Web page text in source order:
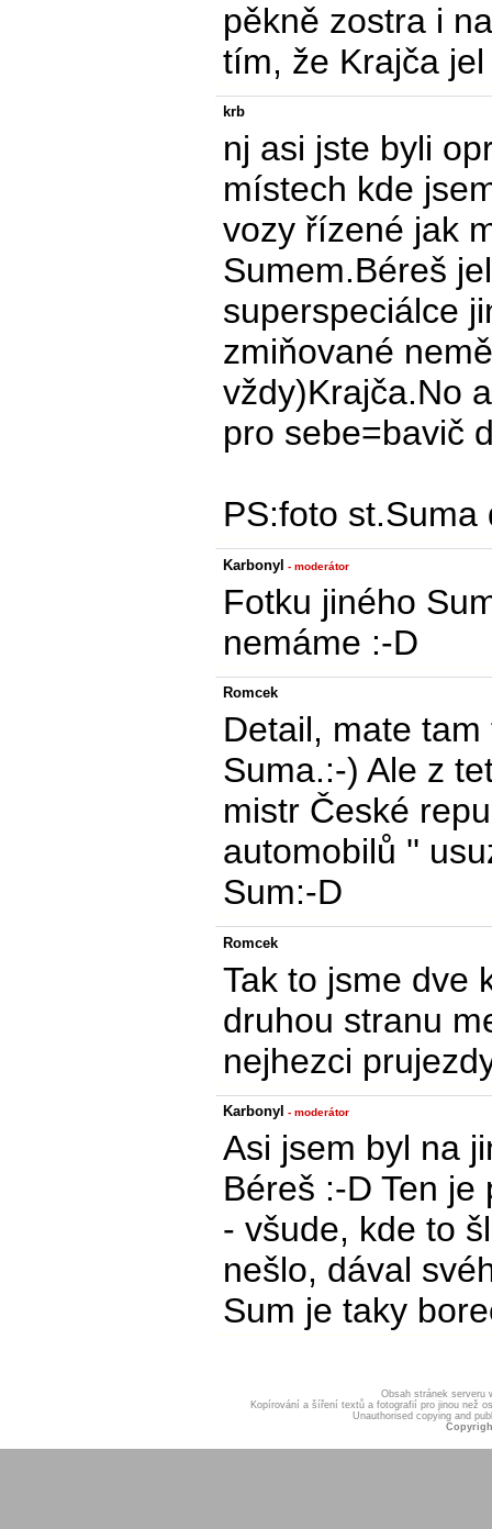
pěkně zostra i
tím, že Krajča
krb
nj asi jste byli
místech kde
vozy řízené jak
Sumem.Béreš
superspeciálce
zmiňované
vždy)Krajča.No
pro sebe=bavič
PS:foto
Karbonyl - moderátor
Fotku jiného
nemáme :-D
Romcek
Detail, mate
Suma.:-) Ale z
mistr České
automobilů ''
Sum:-D
Romcek
Tak to jsme dve
druhou stranu
nejhezci
Karbonyl - moderátor
Asi jsem byl na
Béreš :-D Ten
- všude, kde to
nešlo, dával
Sum je taky
Obsah stránek serveru
Kopírování a šíření textů a fotografií pro jinou než
Unauthorised copying and